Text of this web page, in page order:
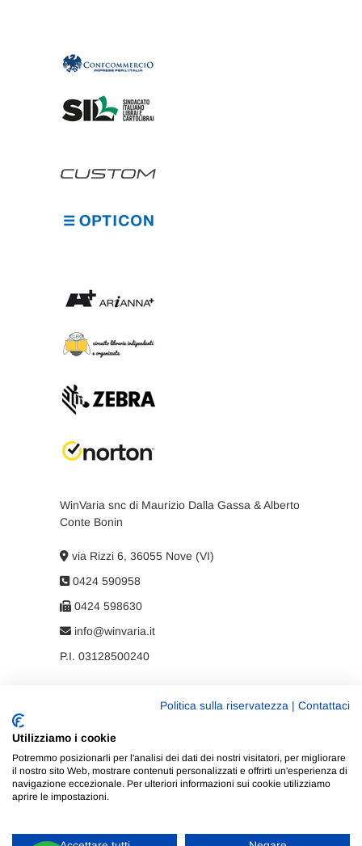
WinVaria snc di Maurizio Dalla Gassa & Alberto
Conte Bonin
via Rizzi 6, 36055 Nove (VI)
0424 590958
0424 598630
info@winvaria.it
P.I. 03128500240
Privacy policy
Politica sulla riservatezza Contattaci
Utilizziamo i cookie
Potremmo posizionarli per l'analisi dei dati dei nostri visitatori, per migliorare
il nostro sito Web, mostrare contenuti personalizzati e offrirti un'esperienza di
navigazione eccezionale. Per ulteriori informazioni sui cookie utilizziamo
aprire le impostazioni.